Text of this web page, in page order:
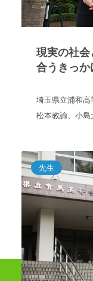
現実の社
合うきっか
埼玉県立浦和高
松本教諭、小島
先生